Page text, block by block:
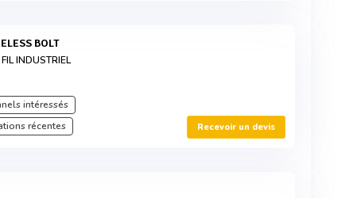
BOLT
INDUSTRIEL
intéressés
récentes Recevoir un devis